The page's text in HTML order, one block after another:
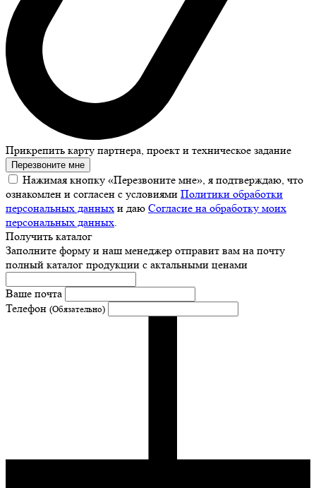
Прикрепить карту партнера, проект и техническое задание
Перезвоните мне
Нажимая кнопку «Перезвоните мне», я подтверждаю, что
ознакомлен и согласен с условиями Политики обработки
персональных данных и даю Согласие на обработку моих
персональных данных.
Получить каталог
Заполните форму и наш менеджер отправит вам на почту
полный каталог продукции с актальными ценами
Ваше почта
Телефон (Обязательно)